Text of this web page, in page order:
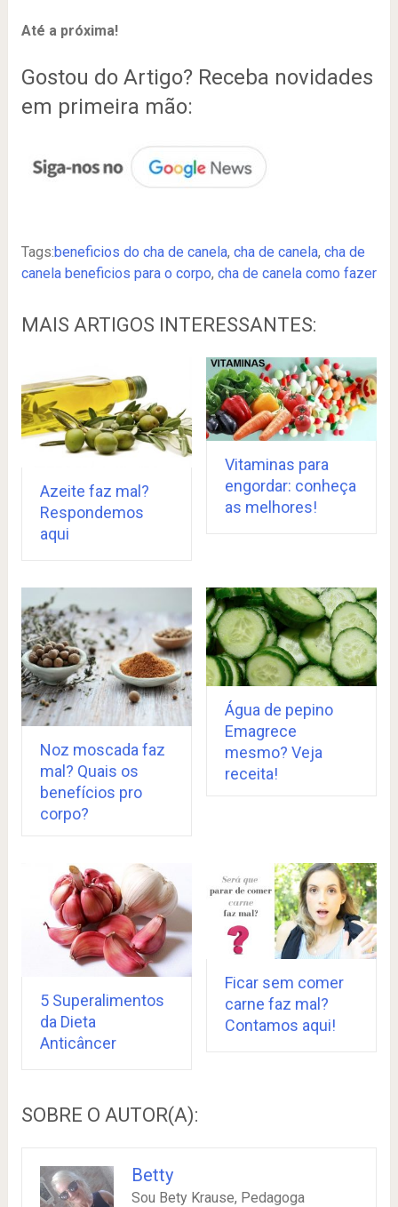
Até a próxima!
Gostou do Artigo? Receba novidades
em primeira mão:
Tags:beneficios do cha de canela, cha de canela, cha de
canela beneficios para o corpo, cha de canela como fazer
MAIS ARTIGOS INTERESSANTES:
Azeite faz mal?
Respondemos
aqui
Vitaminas para
engordar: conheça
as melhores!
Noz moscada faz
mal? Quais os
benefícios pro
corpo?
Água de pepino
Emagrece
mesmo? Veja
receita!
5 Superalimentos
da Dieta
Anticâncer
Ficar sem comer
carne faz mal?
Contamos aqui!
SOBRE O AUTOR(A):
Betty
Sou Bety Krause, Pedagoga